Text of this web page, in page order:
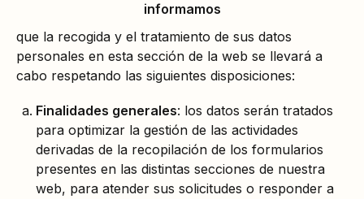
informamos
que la recogida y el tratamiento de sus datos
personales en esta sección de la web se llevará a
cabo respetando las siguientes disposiciones:
Finalidades generales: los datos serán tratados
para optimizar la gestión de las actividades
derivadas de la recopilación de los formularios
presentes en las distintas secciones de nuestra
web, para atender sus solicitudes o responder a